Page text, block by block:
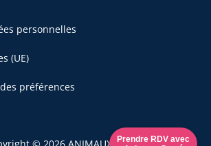
Prendre RDV avec
personnelles
(UE)
préférences